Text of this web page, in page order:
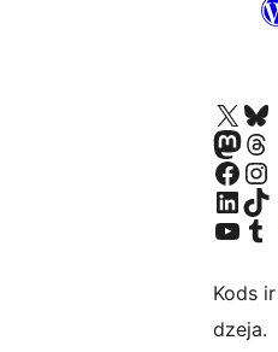
Apmeklējiet mūsu X (agrāk Twitter) kontu
Apmeklējiet
Apmeklējiet mūsuApmeklējiet
Apmeklējiet mūsu Facebook lapu
Apmeklējiet
Apmeklējiet mūsu LinkedIn kontu
Apmeklējiet
Apmeklējiet mūsu
Kods ir
dzeja.